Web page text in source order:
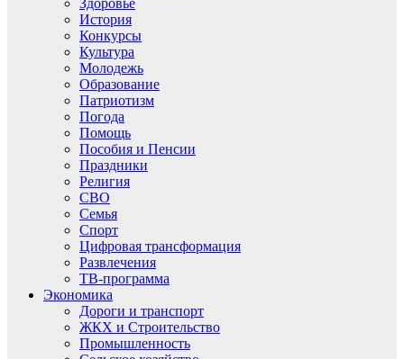
Здоровье
История
Конкурсы
Культура
Молодежь
Образование
Патриотизм
Погода
Помощь
Пособия и Пенсии
Праздники
Религия
СВО
Семья
Спорт
Цифровая трансформация
Развлечения
ТВ-программа
Экономика
Дороги и транспорт
ЖКХ и Строительство
Промышленность